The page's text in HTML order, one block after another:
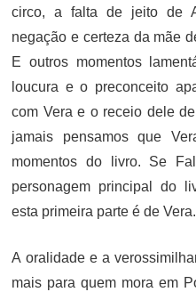
circo, a falta de jeito de
negação e certeza da mãe
E outros momentos
loucura e o preconceito
com Vera e o receio dele
jamais pensamos que
momentos do livro. Se
personagem principal do
esta primeira parte é de Vera.
A oralidade e a
mais para quem mora em